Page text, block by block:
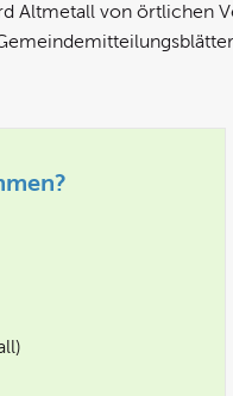
Altmetall von örtlichen